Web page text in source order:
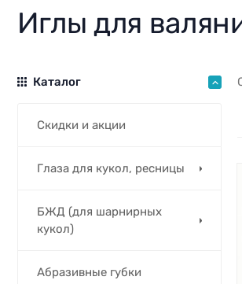
Иглы для
Каталог
Скидки и акции
Глаза для кукол, ресницы
БЖД (для шарнирных
кукол)
Абразивные губки